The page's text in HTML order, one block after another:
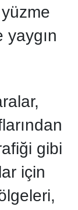
yaygın
gibi
için